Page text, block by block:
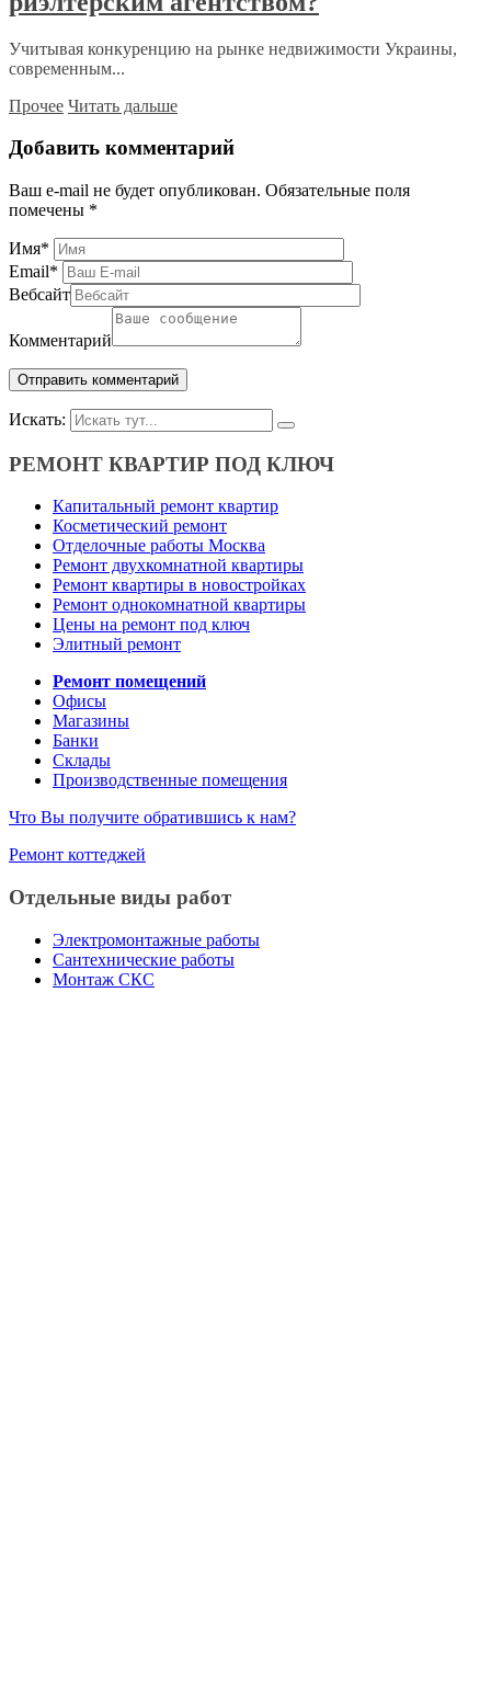
Учитывая конкуренцию на рынке недвижимости Украины,
современным...
Прочее Читать дальше
Добавить комментарий
Ваш e-mail не будет опубликован. Обязательные поля
помечены *
Имя*
Email*
Вебсайт
Комментарий
Искать:
РЕМОНТ КВАРТИР ПОД КЛЮЧ
Капитальный ремонт квартир
Косметический ремонт
Отделочные работы Москва
Ремонт двухкомнатной квартиры
Ремонт квартиры в новостройках
Ремонт однокомнатной квартиры
Цены на ремонт под ключ
Элитный ремонт
Ремонт помещений
Офисы
Магазины
Банки
Склады
Производственные помещения
Что Вы получите обратившись к нам?
Ремонт коттеджей
Отдельные виды работ
Электромонтажные работы
Сантехнические работы
Монтаж СКС